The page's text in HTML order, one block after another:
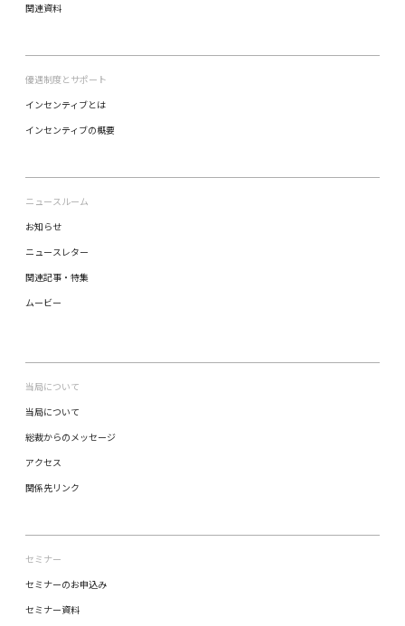
関連資料
優遇制度とサポート
インセンティブとは
インセンティブの概要
ニュースルーム
お知らせ
ニュースレター
関連記事・特集
ムービー
当局について
当局について
総裁からのメッセージ
アクセス
関係先リンク
セミナー
セミナーのお申込み
セミナー資料